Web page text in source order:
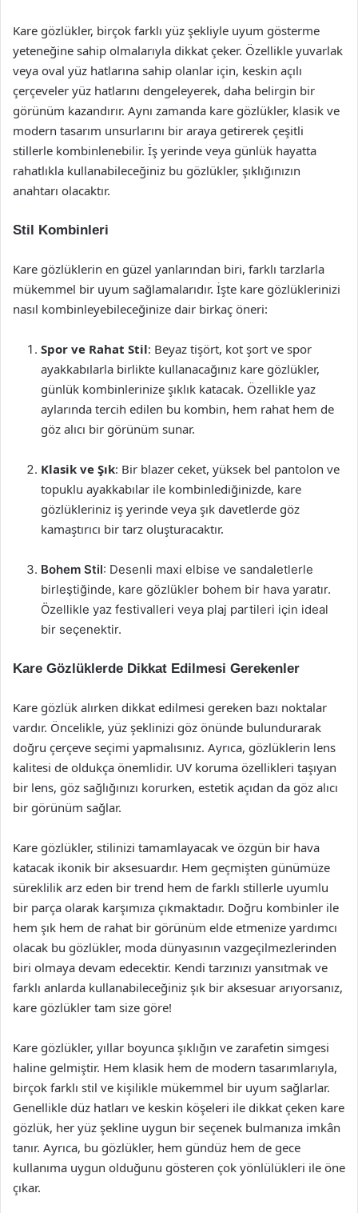
Kare gözlükler, birçok farklı yüz şekliyle uyum gösterme
yeteneğine sahip olmalarıyla dikkat çeker. Özellikle yuvarlak
veya oval yüz hatlarına sahip olanlar için, keskin açılı
çerçeveler yüz hatlarını dengeleyerek, daha belirgin bir
görünüm kazandırır. Aynı zamanda kare gözlükler, klasik ve
modern tasarım unsurlarını bir araya getirerek çeşitli
stillerle kombinlenebilir. İş yerinde veya günlük hayatta
rahatlıkla kullanabileceğiniz bu gözlükler, şıklığınızın
anahtarı olacaktır.
Stil Kombinleri
Kare gözlüklerin en güzel yanlarından biri, farklı tarzlarla
mükemmel bir uyum sağlamalarıdır. İşte kare gözlüklerinizi
nasıl kombinleyebileceğinize dair birkaç öneri:
Spor ve Rahat Stil: Beyaz tişört, kot şort ve spor
ayakkabılarla birlikte kullanacağınız kare gözlükler,
günlük kombinlerinize şıklık katacak. Özellikle yaz
aylarında tercih edilen bu kombin, hem rahat hem de
göz alıcı bir görünüm sunar.
Klasik ve Şık: Bir blazer ceket, yüksek bel pantolon ve
topuklu ayakkabılar ile kombinlediğinizde, kare
gözlükleriniz iş yerinde veya şık davetlerde göz
kamaştırıcı bir tarz oluşturacaktır.
Bohem Stil: Desenli maxi elbise ve sandaletlerle
birleştiğinde, kare gözlükler bohem bir hava yaratır.
Özellikle yaz festivalleri veya plaj partileri için ideal
bir seçenektir.
Kare Gözlüklerde Dikkat Edilmesi Gerekenler
Kare gözlük alırken dikkat edilmesi gereken bazı noktalar
vardır. Öncelikle, yüz şeklinizi göz önünde bulundurarak
doğru çerçeve seçimi yapmalısınız. Ayrıca, gözlüklerin lens
kalitesi de oldukça önemlidir. UV koruma özellikleri taşıyan
bir lens, göz sağlığınızı korurken, estetik açıdan da göz alıcı
bir görünüm sağlar.
Kare gözlükler, stilinizi tamamlayacak ve özgün bir hava
katacak ikonik bir aksesuardır. Hem geçmişten günümüze
süreklilik arz eden bir trend hem de farklı stillerle uyumlu
bir parça olarak karşımıza çıkmaktadır. Doğru kombinler ile
hem şık hem de rahat bir görünüm elde etmenize yardımcı
olacak bu gözlükler, moda dünyasının vazgeçilmezlerinden
biri olmaya devam edecektir. Kendi tarzınızı yansıtmak ve
farklı anlarda kullanabileceğiniz şık bir aksesuar arıyorsanız,
kare gözlükler tam size göre!
Kare gözlükler, yıllar boyunca şıklığın ve zarafetin simgesi
haline gelmiştir. Hem klasik hem de modern tasarımlarıyla,
birçok farklı stil ve kişilikle mükemmel bir uyum sağlarlar.
Genellikle düz hatları ve keskin köşeleri ile dikkat çeken kare
gözlük, her yüz şekline uygun bir seçenek bulmanıza imkân
tanır. Ayrıca, bu gözlükler, hem gündüz hem de gece
kullanıma uygun olduğunu gösteren çok yönlülükleri ile öne
çıkar.